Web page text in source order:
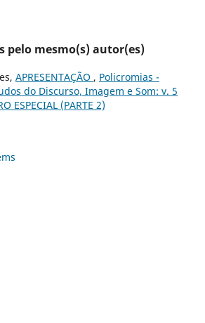
pelo mesmo(s) autor(es)
APRESENTAÇÃO , Policromias -
do Discurso, Imagem e Som: v. 5
ESPECIAL (PARTE 2)